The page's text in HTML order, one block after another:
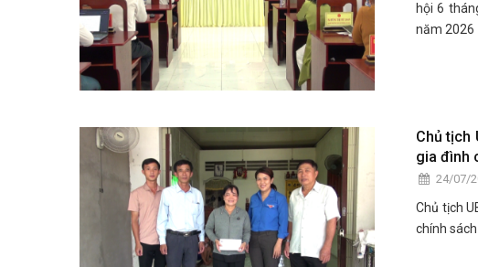
hội 6 tháng đầu năm và phương hướng, nhiệm vụ 6 tháng cuối
năm 2026
Chủ tịch
gia đình
24/07/
Chủ tịch
chính sách